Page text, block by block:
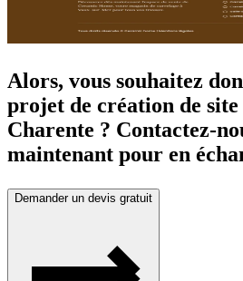
Alors, vous souhaitez
projet de création de
Charente ? Contactez-
maintenant pour en
Demander un devis gratuit